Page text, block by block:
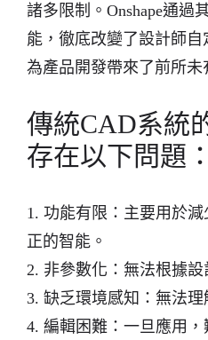
諸多限制。Onshape通過
能，徹底改變了設計師自
為產品開發帶來了前所未
傳統CAD系統
存在以下問題：
1. 功能有限：主要用於
正的智能。
2. 非參數化：無法根據設
3. 缺乏環境感知：無法理
4. 編輯困難：一旦應用，